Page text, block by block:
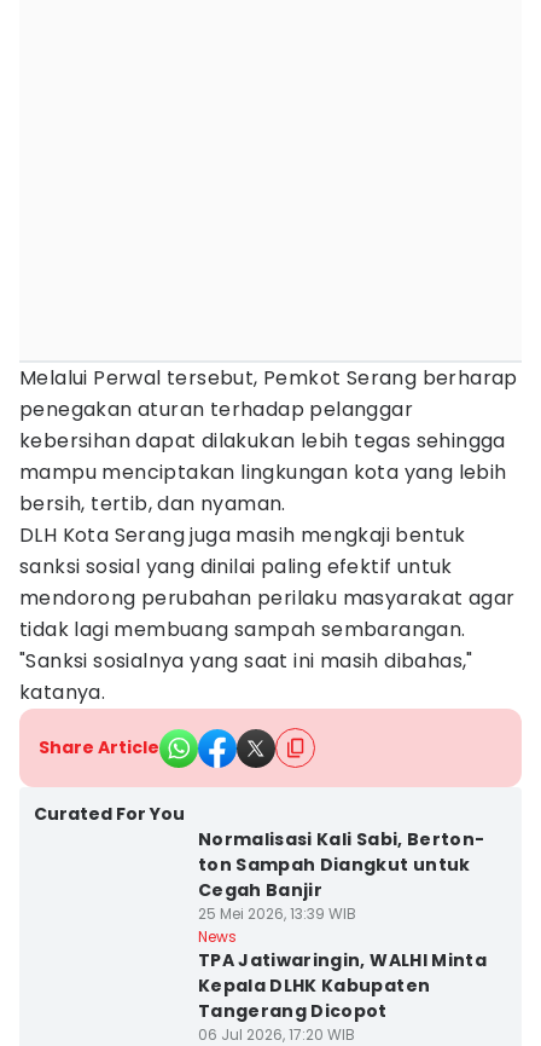
Melalui Perwal tersebut, Pemkot Serang berharap
penegakan aturan terhadap pelanggar
kebersihan dapat dilakukan lebih tegas sehingga
mampu menciptakan lingkungan kota yang lebih
bersih, tertib, dan nyaman.
DLH Kota Serang juga masih mengkaji bentuk
sanksi sosial yang dinilai paling efektif untuk
mendorong perubahan perilaku masyarakat agar
tidak lagi membuang sampah sembarangan.
"Sanksi sosialnya yang saat ini masih dibahas,"
katanya.
Share Article
Curated For You
Normalisasi Kali Sabi, Berton-
ton Sampah Diangkut untuk
Cegah Banjir
25 Mei 2026, 13:39 WIB
News
TPA Jatiwaringin, WALHI Minta
Kepala DLHK Kabupaten
Tangerang Dicopot
06 Jul 2026, 17:20 WIB